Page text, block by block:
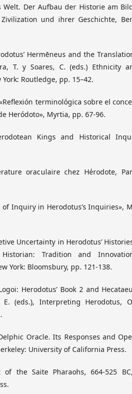
Welt. Der Aufbau der Historie am
und ihrer Geschichte,
Hermēneus and the
T. y Soares, C. (eds.) Ethnicity
Routledge, pp. 15–42.
terminológica sobre el
Heródoto», Myrtia, pp. 67-96.
Kings and Historical
oraculaire chez Hérodote,
of Inquiry in Herodotus’s Inquiries»,
Uncertainty in Herodotus’
Tradition and
York: Bloomsbury, pp. 121-138.
Herodotus’ Book 2 and
(eds.), Interpreting Herodotus,
Oracle. Its Responses and
University of California Press.
of the Saite Pharaohs, 664-525